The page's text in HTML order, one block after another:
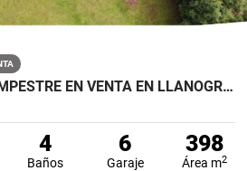
CASA CAMPESTRE EN VENTA EN LLANOGRANDE
4
Baños
6
Garaje
398
Área m2